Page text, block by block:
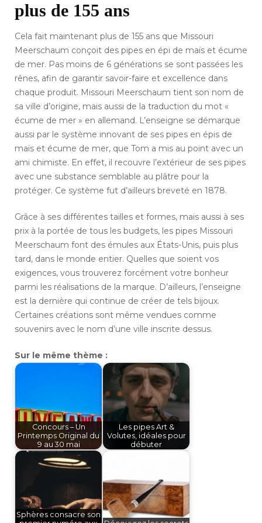
plus de 155 ans
Cela fait maintenant plus de 155 ans que Missouri
Meerschaum conçoit des pipes en épi de maïs et écume
de mer. Pas moins de 6 générations se sont passées les
rênes, afin de garantir savoir-faire et excellence dans
chaque produit. Missouri Meerschaum tient son nom de
sa ville d’origine, mais aussi de la traduction du mot «
écume de mer » en allemand. L’enseigne se démarque
aussi par le système innovant de ses pipes en épis de
maïs et écume de mer, que Tom a mis au point avec un
ami chimiste. En effet, il recouvre l’extérieur de ses pipes
avec une substance semblable au plâtre pour la
protéger. Ce système fut d’ailleurs breveté en 1878.
Grâce à ses différentes tailles et formes, mais aussi à ses
prix à la portée de tous les budgets, les pipes Missouri
Meerschaum font des émules aux États-Unis, puis plus
tard, dans le monde entier. Quelles que soient vos
exigences, vous trouverez forcément votre bonheur
parmi les réalisations de la marque. D’ailleurs, l’enseigne
est la dernière qui continue de créer de tels bijoux.
Certaines créations sont même vendues comme
souvenirs avec le nom d’une ville inscrite dessus.
Sur le même thème :
Concours – Un
Printemps Original du
9 au 30 mai
Les pipes Art &
Volutes, idéales pour
débuter
Sphères consacre son